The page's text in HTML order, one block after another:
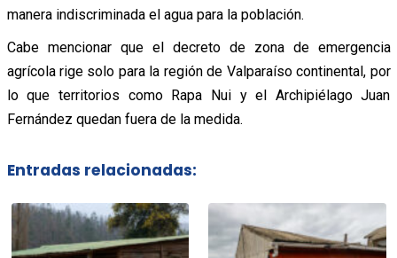
manera indiscriminada el agua para la población.
Cabe mencionar que el decreto de zona de emergencia
agrícola rige solo para la región de Valparaíso continental, por
lo que territorios como Rapa Nui y el Archipiélago Juan
Fernández quedan fuera de la medida.
Entradas relacionadas: